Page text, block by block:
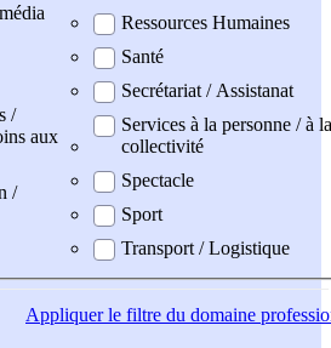
/
aux
/
Ressources Humaines
Santé
Secrétariat / Assistanat
Services à la personne / à la
collectivité
Spectacle
Sport
Transport / Logistique
Appliquerle filtre du domaine